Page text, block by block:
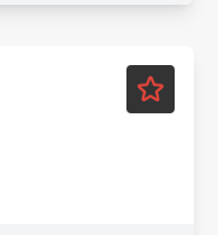
Mobiliado